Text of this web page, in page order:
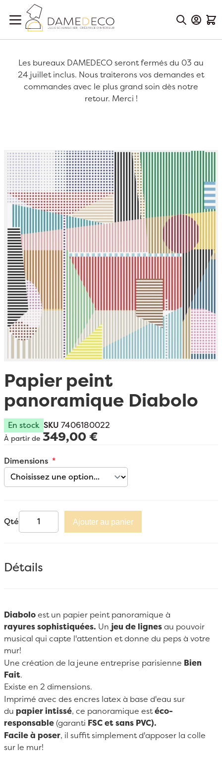
Aller au contenu
Les bureaux DAMEDECO seront fermés du 03 au
24 juillet inclus. Nous traiterons vos demandes et
commandes avec le plus grand soin dès notre
retour. Merci !
Papier peint
panoramique Diabolo
En stock SKU 7406180022
À partir de 349,00 €
Dimensions
Qté Ajouter au panier
Passer à la fin de la galerie d’images
Détails
Diabolo est un papier peint panoramique à
rayures sophistiquées. Un jeu de lignes au pouvoir
musical qui capte l'attention et donne du peps à votre
mur!
Une création de la jeune entreprise parisienne Bien
Fait.
Existe en 2 dimensions.
Imprimé avec des encres latex à base d'eau sur
du papier intissé, ce panoramique estéco-
responsable (garanti FSC et sans PVC).
Facile à poser, il suffit simplement d'apposer la colle
sur le mur!